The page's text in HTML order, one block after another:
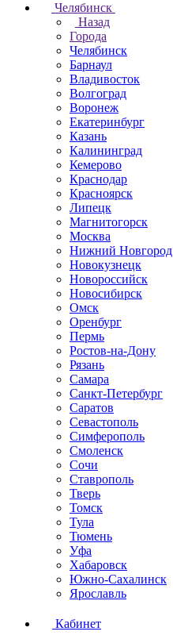
Челябинск
Назад
Города
Челябинск
Барнаул
Владивосток
Волгоград
Воронеж
Екатеринбург
Казань
Калининград
Кемерово
Краснодар
Красноярск
Липецк
Магнитогорск
Москва
Нижний Новгород
Новокузнецк
Новороссийск
Новосибирск
Омск
Оренбург
Пермь
Ростов-на-Дону
Рязань
Самара
Санкт-Петербург
Саратов
Севастополь
Симферополь
Смоленск
Сочи
Ставрополь
Тверь
Томск
Тула
Тюмень
Уфа
Хабаровск
Южно-Сахалинск
Ярославль
Кабинет